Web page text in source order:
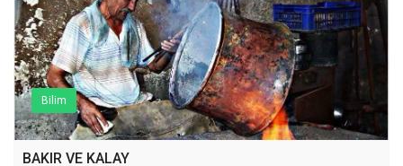
Bilim
BAKIR VE KALAY